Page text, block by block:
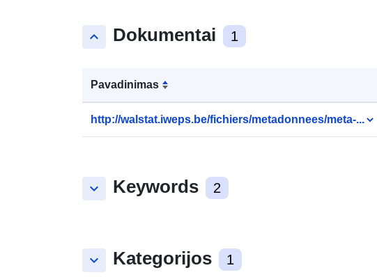
keyboard_arrow_up Dokumentai 1
Pavadinimas
http://walstat.iweps.be/fichiers/metadonnees/meta-...
keyboard_arrow_down Keywords 2
keyboard_arrow_down Kategorijos 1